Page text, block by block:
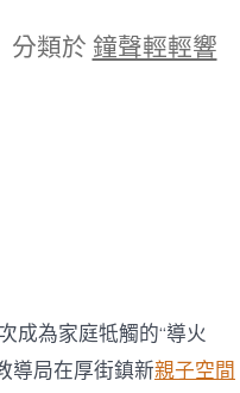
分類於 鐘聲輕輕響
成為家庭牴觸的“導火
導局在厚街鎮新親子空間